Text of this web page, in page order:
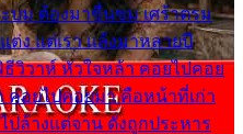
บม ต้องมาขื่นขม เศร้าตรม
ง แต่เรา แล้งมาหลายปี
วิวาห์ หัวใจหล้า คอยไปคอย
คอยไปคอยมา คือหน้าที่เก่า
ปล้างแต่จาน ดั่งถูกประหาร